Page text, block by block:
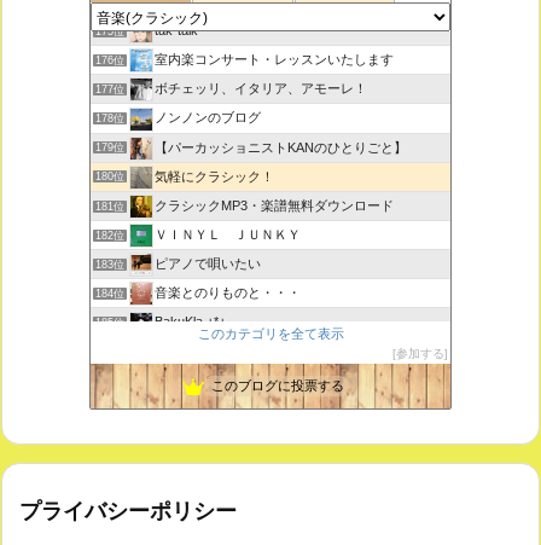
175位 tak-talk
176位 室内楽コンサート・レッスンいたします
177位 ボチェッリ、イタリア、アモーレ！
178位 ノンノンのブログ
179位 【パーカッショニストKANのひとりごと】
180位 気軽にクラシック！
181位 クラシックMP3・楽譜無料ダウンロード
182位 ＶＩＮＹＬ ＪＵＮＫＹ
183位 ピアノで唄いたい
184位 音楽とのりものと・・・
185位 BakuKla +*+
187位 ときどき書きます♪
このカテゴリを全て表示
参加する
このブログに投票する
プライバシーポリシー